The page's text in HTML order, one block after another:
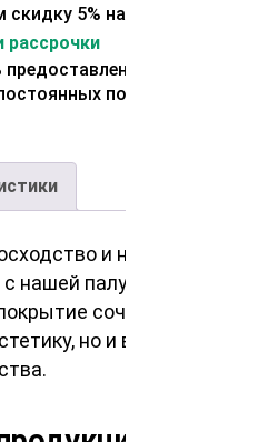
5% на второй заказ
отсрочки
покупателей.
и натуральность
нашей палубной доской
сочетает в себе
но и выдающиеся